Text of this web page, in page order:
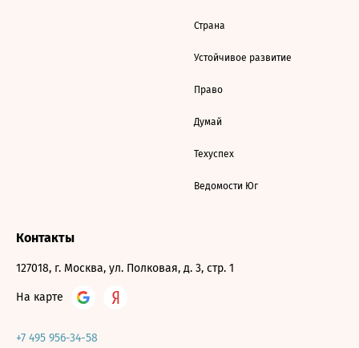
Страна
Устойчивое развитие
Право
Думай
Техуспех
Ведомости Юг
Контакты
127018, г. Москва, ул. Полковая, д. 3, стр. 1
На карте
+7 495 956-34-58